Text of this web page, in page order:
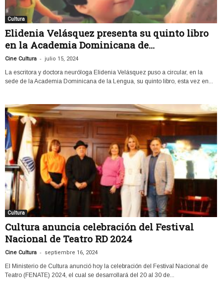
Cultura
Elidenia Velásquez presenta su quinto libro
en la Academia Dominicana de...
Cine Cultura - julio 15, 2024
La escritora y doctora neuróloga Elidenia Velásquez puso a circular, en la
sede de la Academia Dominicana de la Lengua, su quinto libro, esta vez en...
Cultura
Cultura anuncia celebración del Festival
Nacional de Teatro RD 2024
Cine Cultura - septiembre 16, 2024
El Ministerio de Cultura anunció hoy la celebración del Festival Nacional de
Teatro (FENATE) 2024, el cual se desarrollará del 20 al 30 de...